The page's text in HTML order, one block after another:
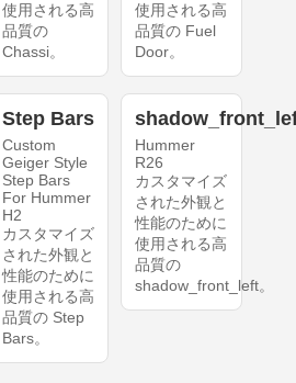
使用される高
品質の
Chassi。
使用される高
品質の Fuel
Door。
Step Bars
Custom
Geiger Style
Step Bars
For Hummer
H2
カスタマイズ
された外観と
性能のために
使用される高
品質の Step
Bars。
Hummer
R26
カスタマイズ
された外観と
性能のために
使用される高
品質の
shadow_front_left。